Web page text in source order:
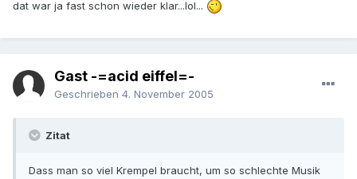
dat war ja fast schon wieder klar...lol...
Gast -=acid eiffel=-
Geschrieben 4. November 2005
Zitat
Dass man so viel Krempel braucht, um so schlechte Musik